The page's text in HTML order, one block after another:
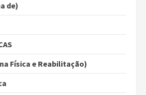
de)
Física e Reabilitação)